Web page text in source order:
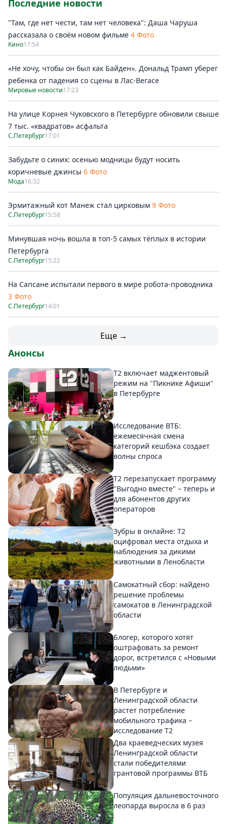
Последние новости
"Там, где нет чести, там нет человека": Даша Чаруша
рассказала о своём новом фильме 4 Фото
Кино17:54
«Не хочу, чтобы он был как Байден». Дональд Трамп уберег
ребенка от падения со сцены в Лас-Вегасе
Мировые новости17:23
На улице Корнея Чуковского в Петербурге обновили свыше
7 тыс. «квадратов» асфальта
С.Петербург17:01
Забудьте о синих: осенью модницы будут носить
коричневые джинсы 6 Фото
Мода16:32
Эрмитажный кот Манеж стал цирковым 9 Фото
С.Петербург15:58
Минувшая ночь вошла в топ-5 самых тёплых в истории
Петербурга
С.Петербург15:22
На Сапсане испытали первого в мире робота-проводника
3 Фото
С.Петербург14:01
Еще →
Анонсы
Т2 включает маджентовый
режим на "Пикнике Афиши"
в Петербурге
Исследование ВТБ:
ежемесячная смена
категорий кешбэка создает
волны спроса
Т2 перезапускает программу
"Выгодно вместе" – теперь и
для абонентов других
операторов
Зубры в онлайне: Т2
оцифровал места отдыха и
наблюдения за дикими
животными в Ленобласти
Самокатный сбор: найдено
решение проблемы
самокатов в Ленинградской
области
Блогер, которого хотят
оштрафовать за ремонт
дорог, встретился с «Новыми
людьми»
В Петербурге и
Ленинградской области
растет потребление
мобильного трафика –
исследование T2
Два краеведческих музея
Ленинградской области
стали победителями
грантовой программы ВТБ
Популяция дальневосточного
леопарда выросла в 6 раз